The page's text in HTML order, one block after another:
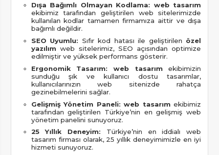
Dışa Bağımlı Olmayan Kodlama: web tasarım
ekibimiz tarafından geliştirilen web sitelerimizde
kullanılan kodlar tamamen firmamıza aittir ve dışa
bağımlı değildir.
SEO Uyumlu: Sıfır kod hatası ile geliştirilen özel
yazılımweb sitelerimiz, SEO açısından optimize
edilmiştir ve yüksek performans gösterir.
Ergonomik Tasarım:
web tasarımekibimizin
sunduğu şık ve kullanıcı dostu tasarımlar,
kullanıcılarınızın web sitenizde rahatça
gezinebilmelerini sağlar.
Gelişmiş Yönetim Paneli: web tasarımekibimiz
tarafından geliştirilen Türkiye’nin en gelişmiş web
yönetim panelini sunuyoruz.
25 Yıllık Deneyim: Türkiye’nin en iddialı web
tasarım firması olarak, 25 yıllık deneyimimizle en iyi
hizmeti sunuyoruz.